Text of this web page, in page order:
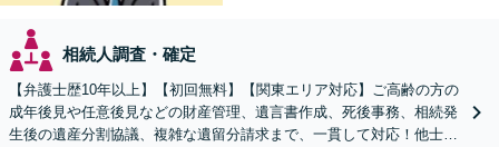
相続人調査・確定
【弁護士歴10年以上】【初回無料】【関東エリア対応】ご高齢の方の
成年後見や任意後見などの財産管理、遺言書作成、死後事務、相続発
生後の遺産分割協議、複雑な遺留分請求まで、一貫して対応！他士業